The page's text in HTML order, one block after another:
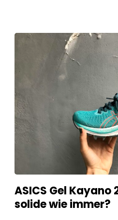
ASICS Gel Kayano
solide wie immer?